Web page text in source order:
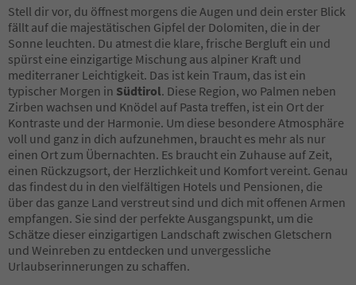
12
13
14
15
16
17
18
19
20
21
22
23
24
25
26
27
28
Stell dir vor, du öffnest morgens die Augen und dein erster Blick
fällt auf die majestätischen Gipfel der Dolomiten, die in der
Sonne leuchten. Du atmest die klare, frische Bergluft ein und
spürst eine einzigartige Mischung aus alpiner Kraft und
mediterraner Leichtigkeit. Das ist kein Traum, das ist ein
typischer Morgen in Südtirol. Diese Region, wo Palmen neben
Zirben wachsen und Knödel auf Pasta treffen, ist ein Ort der
Kontraste und der Harmonie. Um diese besondere Atmosphäre
voll und ganz in dich aufzunehmen, braucht es mehr als nur
einen Ort zum Übernachten. Es braucht ein Zuhause auf Zeit,
einen Rückzugsort, der Herzlichkeit und Komfort vereint. Genau
das findest du in den vielfältigen Hotels und Pensionen, die
über das ganze Land verstreut sind und dich mit offenen Armen
empfangen. Sie sind der perfekte Ausgangspunkt, um die
Schätze dieser einzigartigen Landschaft zwischen Gletschern
und Weinreben zu entdecken und unvergessliche
Urlaubserinnerungen zu schaffen.